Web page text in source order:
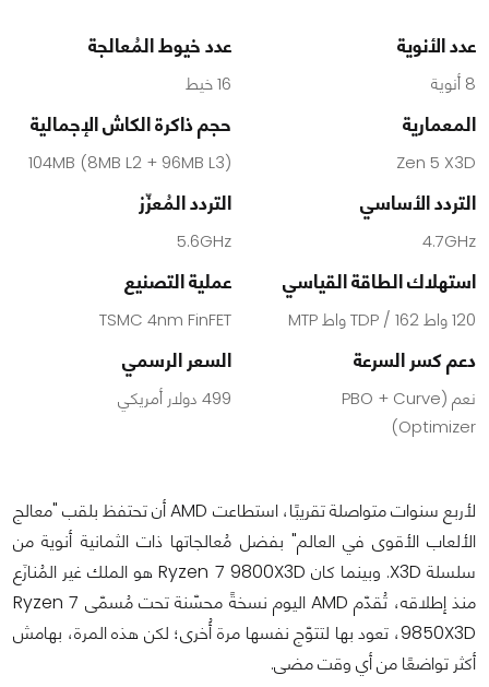
عدد الأنوية
8 أنوية
عدد خيوط المُعالجة
16 خيط
المعمارية
Zen 5 X3D
حجم ذاكرة الكاش الإجمالية
104MB (8MB L2 + 96MB L3)
التردد الأساسي
4.7GHz
التردد المُعزّز
5.6GHz
استهلاك الطاقة القياسي
120 واط TDP / 162 واط MTP
عملية التصنيع
TSMC 4nm FinFET
دعم كسر السرعة
نعم (PBO + Curve
Optimizer)
السعر الرسمي
499 دولار أمريكي
لأربع سنوات متواصلة تقريبًا، استطاعت AMD أن تحتفظ بلقب "معالج
الألعاب الأقوى في العالم" بفضل مُعالجاتها ذات الثمانية أنوية من
سلسلة X3D. وبينما كان Ryzen 7 9800X3D هو الملك غير المُنازَع
منذ إطلاقه، تُقدّم AMD اليوم نسخةً محسّنة تحت مُسمّى Ryzen 7
9850X3D، تعود بها لتتوّج نفسها مرة أُخرى؛ لكن هذه المرة، بهامش
أكثر تواضعًا من أي وقت مضى.